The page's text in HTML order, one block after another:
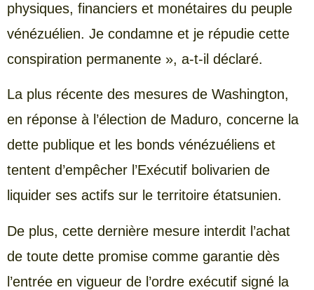
physiques, financiers et monétaires du peuple
vénézuélien. Je condamne et je répudie cette
conspiration permanente », a-t-il déclaré.
La plus récente des mesures de Washington,
en réponse à l’élection de Maduro, concerne la
dette publique et les bonds vénézuéliens et
tentent d’empêcher l’Exécutif bolivarien de
liquider ses actifs sur le territoire étatsunien.
De plus, cette dernière mesure interdit l’achat
de toute dette promise comme garantie dès
l’entrée en vigueur de l’ordre exécutif signé la